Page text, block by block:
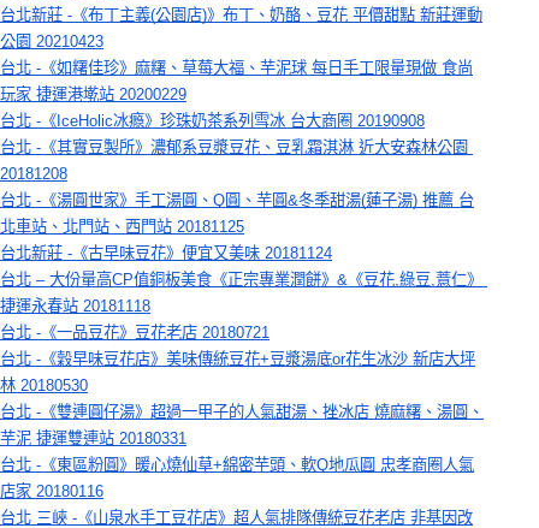
台北新莊 -《布丁主義(公園店)》布丁、奶酪、豆花 平價甜點 新莊運動
公園 20210423
台北 -《如糬佳珍》麻糬、草莓大福、芋泥球 每日手工限量現做 食尚
玩家 捷運港墘站 20200229
台北 -《IceHolic冰瘾》珍珠奶茶系列雪冰 台大商圈 20190908
台北 -《其實豆製所》濃郁系豆漿豆花、豆乳霜淇淋 近大安森林公園
20181208
台北 -《湯圓世家》手工湯圓、Q圓、芋圓&冬季甜湯(蓮子湯) 推薦 台
北車站、北門站、西門站 20181125
台北新莊 -《古早味豆花》便宜又美味 20181124
台北 – 大份量高CP值銅板美食《正宗專業潤餅》&《豆花,綠豆,薏仁》
捷運永春站 20181118
台北 -《一品豆花》豆花老店 20180721
台北 -《穀早味豆花店》美味傳統豆花+豆漿湯底or花生冰沙 新店大坪
林 20180530
台北 -《雙連圓仔湯》超過一甲子的人氣甜湯、挫冰店 燒麻糬、湯圓、
芋泥 捷運雙連站 20180331
台北 -《東區粉圓》暖心燒仙草+綿密芋頭、軟Q地瓜圓 忠孝商圈人氣
店家 20180116
台北 三峽 -《山泉水手工豆花店》超人氣排隊傳統豆花老店 非基因改